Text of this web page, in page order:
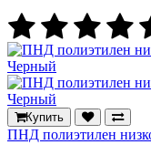
Купить
ПНД полиэтилен